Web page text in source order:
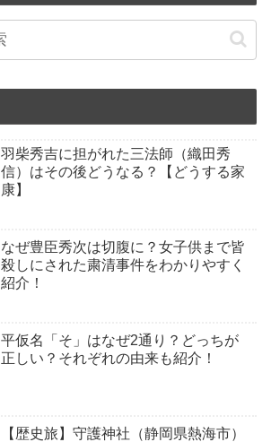
羽柴秀吉に担がれた三法師（織田秀
信）はその後どうなる？【どうする家
康】
なぜ豊臣秀次は切腹に？女子供まで皆
殺しにされた粛清事件をわかりやすく
紹介！
平仮名「そ」はなぜ2通り？どっちが
正しい？それぞれの由来も紹介！
【歴史旅】守護神社（静岡県熱海市）